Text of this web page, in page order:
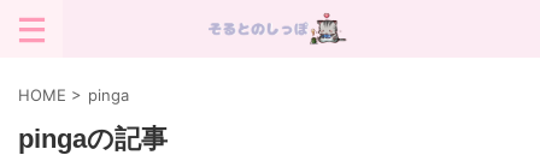
HOME > pinga
pingaの記事